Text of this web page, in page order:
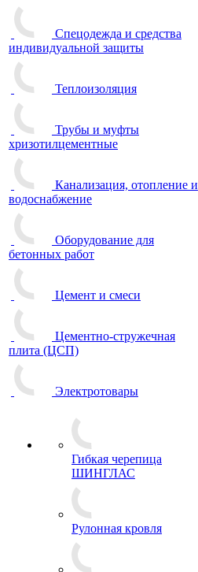
Спецодежда и средства
индивидуальной защиты
Теплоизоляция
Трубы и муфты
хризотилцементные
Канализация, отопление и
водоснабжение
Оборудование для
бетонных работ
Цемент и смеси
Цементно-стружечная
плита (ЦСП)
Электротовары
Гибкая черепица
ШИНГЛАС
Рулонная кровля